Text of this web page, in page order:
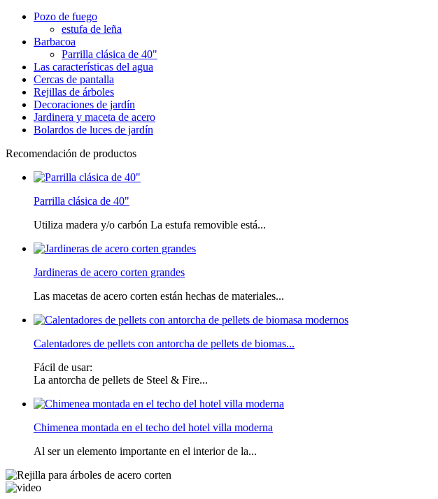
Pozo de fuego
estufa de leña
Barbacoa
Parrilla clásica de 40"
Las características del agua
Cercas de pantalla
Rejillas de árboles
Decoraciones de jardín
Jardinera y maceta de acero
Bolardos de luces de jardín
Recomendación de productos
Parrilla clásica de 40"
Utiliza madera y/o carbón La estufa removible está...
Jardineras de acero corten grandes
Las macetas de acero corten están hechas de materiales...
Calentadores de pellets con antorcha de pellets de biomas...
Fácil de usar:
La antorcha de pellets de Steel & Fire...
Chimenea montada en el techo del hotel villa moderna
Al ser un elemento importante en el interior de la...